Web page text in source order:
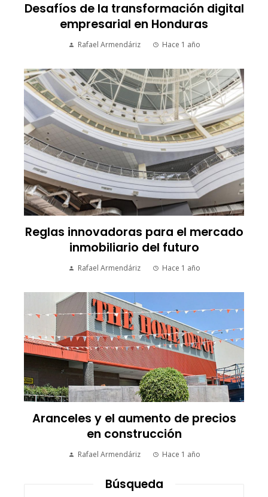
Desafíos de la transformación digital
empresarial en Honduras
Rafael Armendáriz Hace 1 año
Reglas innovadoras para el mercado
inmobiliario del futuro
Rafael Armendáriz Hace 1 año
Aranceles y el aumento de precios
en construcción
Rafael Armendáriz Hace 1 año
Búsqueda